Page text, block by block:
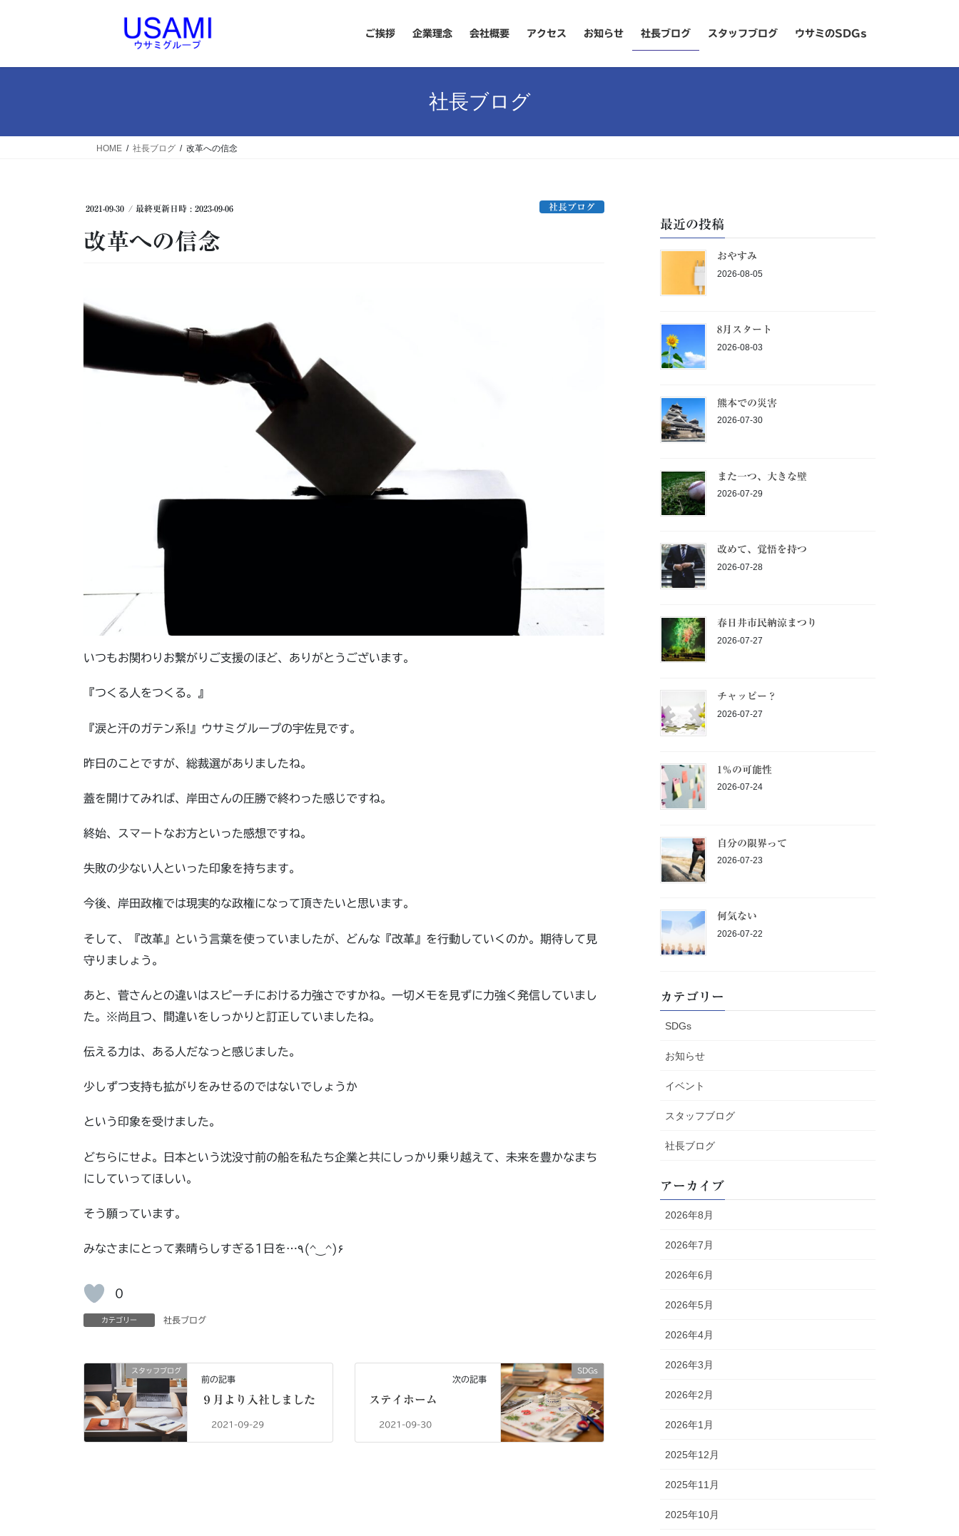
ご挨拶 企業理念 会社概要 アクセス お知らせ 社長ブログ スタッフブログ ウサミのSDGs
社長ブログ
HOME 社長ブログ 改革への信念
2021-09-30 / 最終更新日時 : 2023-09-06 社長ブログ
改革への信念
いつもお関わりお繋がりご支援のほど、ありがとうございます。
『つくる人をつくる。』
『涙と汗のガテン系!』ウサミグループの宇佐見です。
昨日のことですが、総裁選がありましたね。
蓋を開けてみれば、岸田さんの圧勝で終わった感じですね。
終始、スマートなお方といった感想ですね。
失敗の少ない人といった印象を持ちます。
今後、岸田政権では現実的な政権になって頂きたいと思います。
そして、『改革』という言葉を使っていましたが、どんな『改革』を行動していくのか。期待して見
守りましょう。
あと、菅さんとの違いはスピーチにおける力強さですかね。一切メモを見ずに力強く発信していまし
た。※尚且つ、間違いをしっかりと訂正していましたね。
伝える力は、ある人だなっと感じました。
少しずつ支持も拡がりをみせるのではないでしょうか
という印象を受けました。
どちらにせよ。日本という沈没寸前の船を私たち企業と共にしっかり乗り越えて、未来を豊かなまち
にしていってほしい。
そう願っています。
みなさまにとって素晴らしすぎる1日を…٩(^‿^)۶
0
カテゴリー 社長ブログ
スタッフブログ
前の記事
９月より入社しました
2021-09-29
SDGs
次の記事
ステイホーム
2021-09-30
最近の投稿
おやすみ
2026-08-05
8月スタート
2026-08-03
熊本での災害
2026-07-30
また一つ、大きな壁
2026-07-29
改めて、覚悟を持つ
2026-07-28
春日井市民納涼まつり
2026-07-27
チャッピー？
2026-07-27
1％の可能性
2026-07-24
自分の限界って
2026-07-23
何気ない
2026-07-22
カテゴリー
SDGs
お知らせ
イベント
スタッフブログ
社長ブログ
アーカイブ
2026年8月
2026年7月
2026年6月
2026年5月
2026年4月
2026年3月
2026年2月
2026年1月
2025年12月
2025年11月
2025年10月